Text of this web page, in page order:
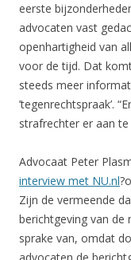
eerste
advocaten vast
openhartigheid van
voor de tijd. Dat
steeds meer
’tegenrechtspraak’.
strafrechter er aan te
Advocaat Peter
interview met NU.nl
Zijn de vermeende
berichtgeving van de
sprake van, omdat